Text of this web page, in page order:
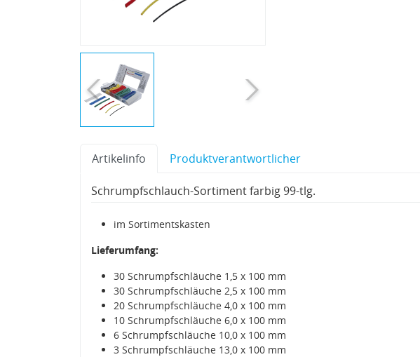
Artikelinfo Produktverantwortlicher
Schrumpfschlauch-Sortiment farbig 99-tlg.
im Sortimentskasten
Lieferumfang:
30 Schrumpfschläuche 1,5 x 100 mm
30 Schrumpfschläuche 2,5 x 100 mm
20 Schrumpfschläuche 4,0 x 100 mm
10 Schrumpfschläuche 6,0 x 100 mm
6 Schrumpfschläuche 10,0 x 100 mm
3 Schrumpfschläuche 13,0 x 100 mm